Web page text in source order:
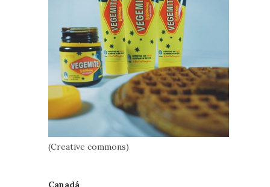
(Creative commons)
Canadá